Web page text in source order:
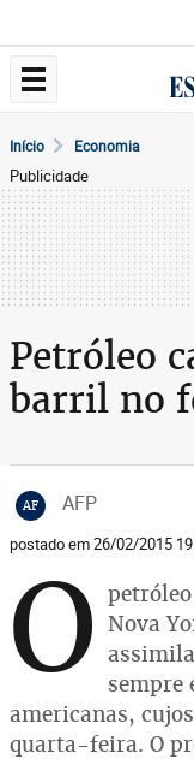
Início Economia
Publicidade
Petróleo
barril no
AF AFP
postado em 26/02/2015
O Nova
sempre
americanas,
quarta-feira. O